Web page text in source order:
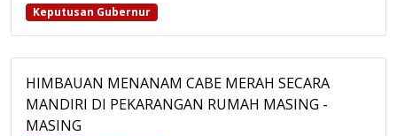
Keputusan Gubernur
HIMBAUAN MENANAM CABE MERAH SECARA
MANDIRI DI PEKARANGAN RUMAH MASING -
MASING